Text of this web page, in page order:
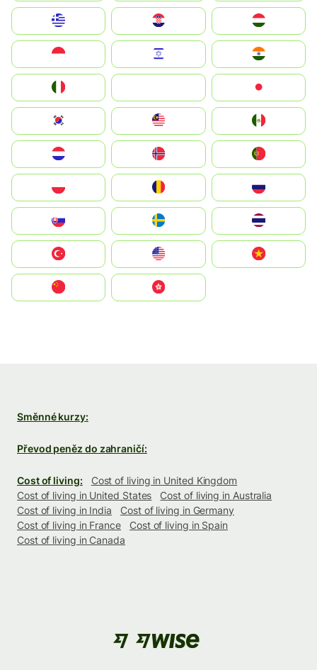
Magyarország
South Korea
United States
中國香港特別行政區
Směnné kurzy:
Převod peněz do zahraničí:
Cost of living:
Cost of living in United Kingdom
Cost of living in United States
Cost of living in Australia
Cost of living in India
Cost of living in Germany
Cost of living in France
Cost of living in Spain
Cost of living in Canada